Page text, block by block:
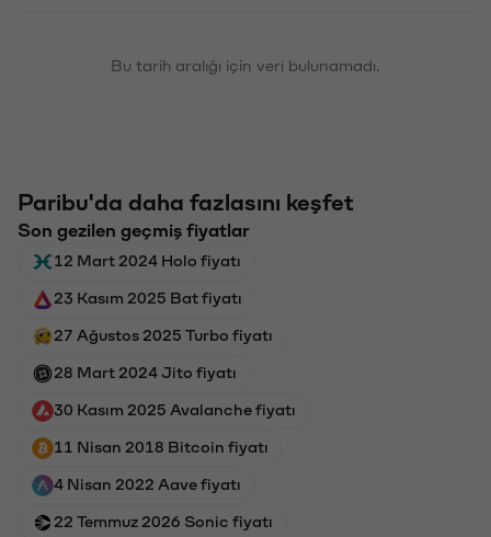
Bu tarih aralığı için veri bulunamadı.
Paribu'da daha fazlasını keşfet
Son gezilen geçmiş fiyatlar
12 Mart 2024 Holo fiyatı
23 Kasım 2025 Bat fiyatı
27 Ağustos 2025 Turbo fiyatı
28 Mart 2024 Jito fiyatı
30 Kasım 2025 Avalanche fiyatı
11 Nisan 2018 Bitcoin fiyatı
4 Nisan 2022 Aave fiyatı
22 Temmuz 2026 Sonic fiyatı